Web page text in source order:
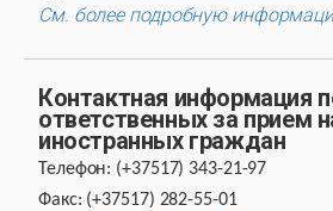
См. более подробную
Контактная информация
ответственных за прием
иностранных граждан
Телефон: (+37517) 343-21-97
Факс: (+37517) 282-55-01